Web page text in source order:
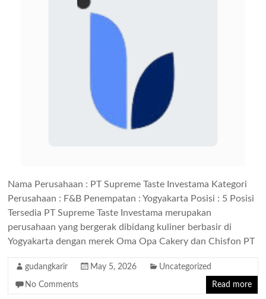
Nama Perusahaan : PT Supreme Taste Investama Kategori
Perusahaan : F&B Penempatan : Yogyakarta Posisi : 5 Posisi
Tersedia PT Supreme Taste Investama merupakan
perusahaan yang bergerak dibidang kuliner berbasir di
Yogyakarta dengan merek Oma Opa Cakery dan Chisfon PT
gudangkarir May 5, 2026 Uncategorized
No Comments Read more